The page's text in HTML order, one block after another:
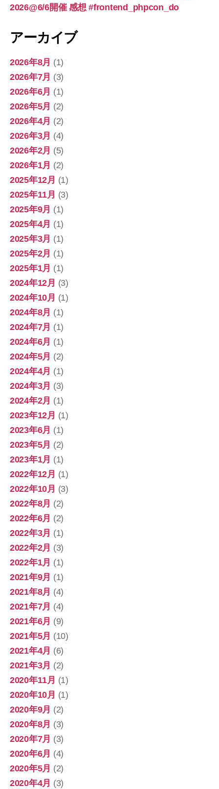
2026@6/6開催 感想 #frontend_phpcon_do
アーカイブ
2026年8月 (1)
2026年7月 (3)
2026年6月 (1)
2026年5月 (2)
2026年4月 (2)
2026年3月 (4)
2026年2月 (5)
2026年1月 (2)
2025年12月 (1)
2025年11月 (3)
2025年9月 (1)
2025年4月 (1)
2025年3月 (1)
2025年2月 (1)
2025年1月 (1)
2024年12月 (3)
2024年10月 (1)
2024年8月 (1)
2024年7月 (1)
2024年6月 (1)
2024年5月 (2)
2024年4月 (1)
2024年3月 (3)
2024年2月 (1)
2023年12月 (1)
2023年6月 (1)
2023年5月 (2)
2023年1月 (1)
2022年12月 (1)
2022年10月 (3)
2022年8月 (2)
2022年6月 (2)
2022年3月 (1)
2022年2月 (3)
2022年1月 (1)
2021年9月 (1)
2021年8月 (4)
2021年7月 (4)
2021年6月 (9)
2021年5月 (10)
2021年4月 (6)
2021年3月 (2)
2020年11月 (1)
2020年10月 (1)
2020年9月 (2)
2020年8月 (3)
2020年7月 (3)
2020年6月 (4)
2020年5月 (2)
2020年4月 (3)